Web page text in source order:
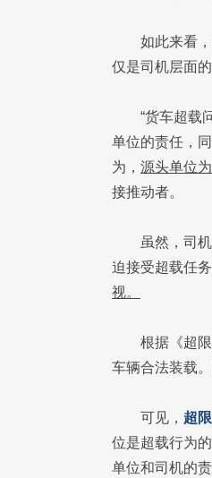
如此来看
仅是司机层面
“货车超载
单位的责任，
为， 源头单位
接推动者。
虽然，司
迫接受超载任
视。
根据《超
车辆合法装载
可见， 超
位是超载行为
单位和司机的